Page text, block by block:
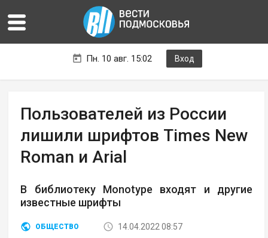
Пн. 10 авг. 15:02 Вход
Пользователей из России
лишили шрифтов Times New
Roman и Arial
В библиотеку Monotype входят и другие
известные шрифты
ОБЩЕСТВО
14.04.2022 08:57